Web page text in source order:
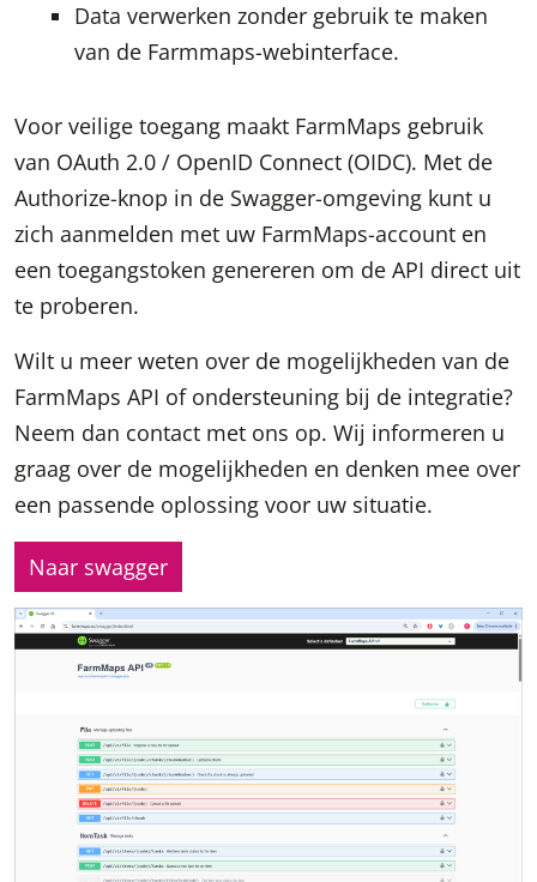
Data verwerken zonder gebruik te maken
van de Farmmaps-webinterface.
Voor veilige toegang maakt FarmMaps gebruik
van OAuth 2.0 / OpenID Connect (OIDC). Met de
Authorize-knop in de Swagger-omgeving kunt u
zich aanmelden met uw FarmMaps-account en
een toegangstoken genereren om de API direct uit
te proberen.
Wilt u meer weten over de mogelijkheden van de
FarmMaps API of ondersteuning bij de integratie?
Neem dan contact met ons op. Wij informeren u
graag over de mogelijkheden en denken mee over
een passende oplossing voor uw situatie.
Naar swagger